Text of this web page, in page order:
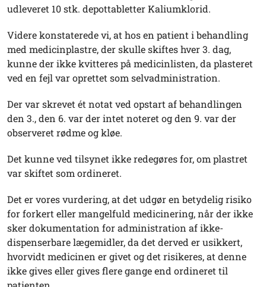
udleveret 10 stk. depottabletter Kaliumklorid.
Videre konstaterede vi, at hos en patient i behandling
med medicinplastre, der skulle skiftes hver 3. dag,
kunne der ikke kvitteres på medicinlisten, da plasteret
ved en fejl var oprettet som selvadministration.
Der var skrevet ét notat ved opstart af behandlingen
den 3., den 6. var der intet noteret og den 9. var der
observeret rødme og kløe.
Det kunne ved tilsynet ikke redegøres for, om plastret
var skiftet som ordineret.
Det er vores vurdering, at det udgør en betydelig risiko
for forkert eller mangelfuld medicinering, når der ikke
sker dokumentation for administration af ikke-
dispenserbare lægemidler, da det derved er usikkert,
hvorvidt medicinen er givet og det risikeres, at denne
ikke gives eller gives flere gange end ordineret til